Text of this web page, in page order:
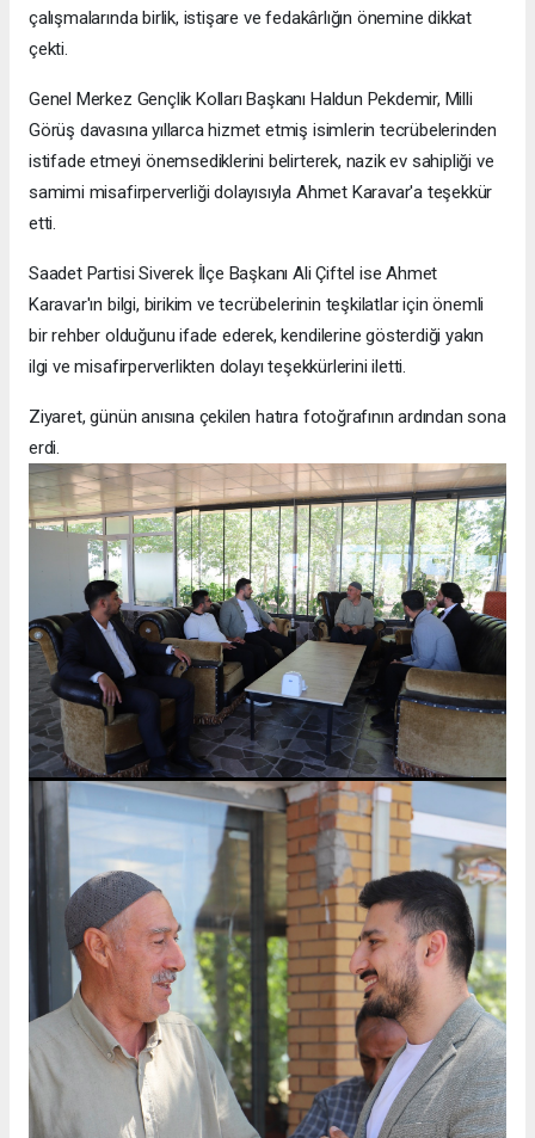
çalışmalarında birlik, istişare ve fedakârlığın önemine dikkat
çekti.
Genel Merkez Gençlik Kolları Başkanı Haldun Pekdemir, Milli
Görüş davasına yıllarca hizmet etmiş isimlerin tecrübelerinden
istifade etmeyi önemsediklerini belirterek, nazik ev sahipliği ve
samimi misafirperverliği dolayısıyla Ahmet Karavar'a teşekkür
etti.
Saadet Partisi Siverek İlçe Başkanı Ali Çiftel ise Ahmet
Karavar'ın bilgi, birikim ve tecrübelerinin teşkilatlar için önemli
bir rehber olduğunu ifade ederek, kendilerine gösterdiği yakın
ilgi ve misafirperverlikten dolayı teşekkürlerini iletti.
Ziyaret, günün anısına çekilen hatıra fotoğrafının ardından sona
erdi.